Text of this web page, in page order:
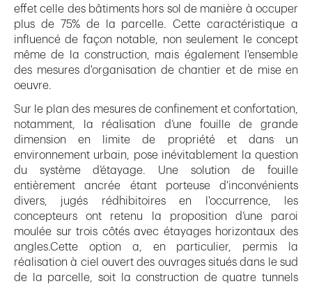
effet celle des bâtiments hors sol de manière à occuper
plus de 75% de la parcelle. Cette caractéristique a
influencé de façon notable, non seulement le concept
même de la construction, mais également l'ensemble
des mesures d'organisation de chantier et de mise en
oeuvre.
Sur le plan des mesures de confinement et confortation,
notamment, la réalisation d’une fouille de grande
dimension en limite de propriété et dans un
environnement urbain, pose inévitablement la question
du système d’étayage. Une solution de fouille
entièrement ancrée étant porteuse d'inconvénients
divers, jugés rédhibitoires en l'occurrence, les
concepteurs ont retenu la proposition d’une paroi
moulée sur trois côtés avec étayages horizontaux des
angles.Cette option a, en particulier, permis la
réalisation à ciel ouvert des ouvrages situés dans le sud
de la parcelle, soit la construction de quatre tunnels